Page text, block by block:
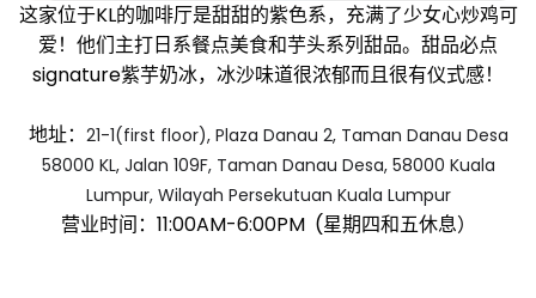
这家位于KL的咖啡厅是甜甜的紫色系，充满了少女心炒鸡可
爱！他们主打日系餐点美食和芋头系列甜品。甜品必点
signature紫芋奶冰，冰沙味道很浓郁而且很有仪式感！
地址： 21-1(first floor), Plaza Danau 2, Taman Danau Desa
58000 KL, Jalan 109F, Taman Danau Desa, 58000 Kuala
Lumpur, Wilayah Persekutuan Kuala Lumpur
营业时间：11:00AM-6:00PM (星期四和五休息）